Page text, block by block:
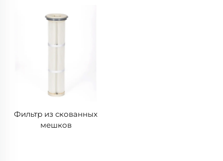
Фильтр из скованных
мешков